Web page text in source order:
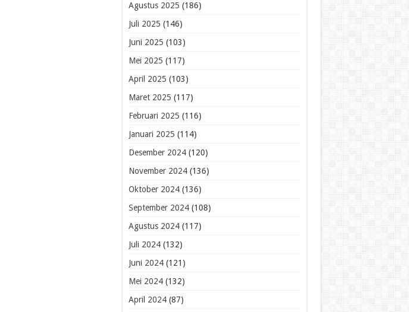
Agustus 2025 (186)
Juli 2025 (146)
Juni 2025 (103)
Mei 2025 (117)
April 2025 (103)
Maret 2025 (117)
Februari 2025 (116)
Januari 2025 (114)
Desember 2024(120)
November 2024(136)
Oktober 2024(136)
September 2024(108)
Agustus 2024(117)
Juli 2024(132)
Juni 2024(121)
Mei 2024(132)
April 2024(87)